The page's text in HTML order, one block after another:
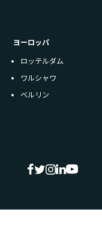
ヨーロッパ
ロッテルダム
ワルシャワ
ベルリン